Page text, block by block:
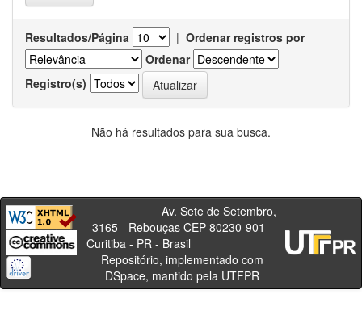
Resultados/Página | Ordenar registros por
Ordenar
Registro(s)
Não há resultados para sua busca.
Av. Sete de Setembro,
3165 - Rebouças CEP 80230-901 -
Curitiba - PR - Brasil
Repositório, implementado com
DSpace, mantido pela UTFPR